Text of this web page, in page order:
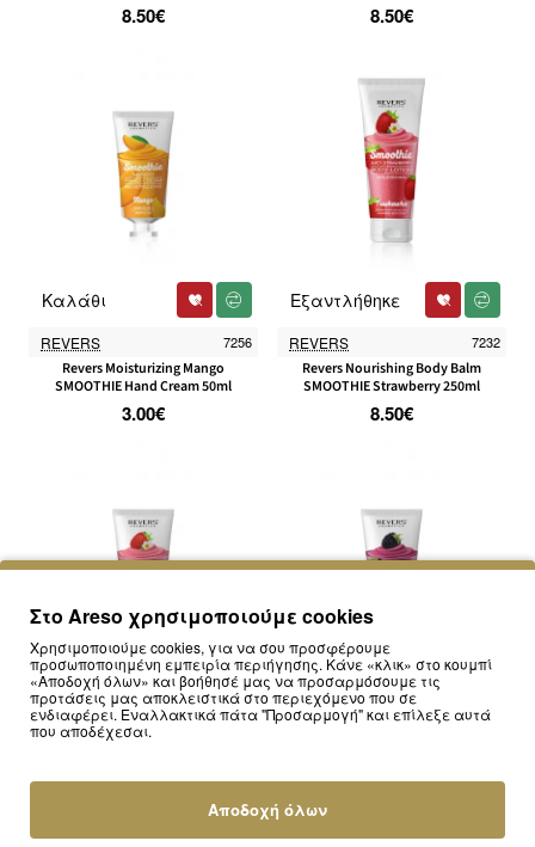
8.50€ 8.50€
REVERS 7256
Revers Moisturizing Mango
SMOOTHIE Hand Cream 50ml
3.00€
Καλάθι
REVERS 7232
Revers Nourishing Body Balm
SMOOTHIE Strawberry 250ml
8.50€
Εξαντλήθηκε
REVERS
SMOOTHIE Hand Cream 50ml
Καλάθι
SMOOTHIE Hand Cream 50ml
Καλάθι
Στο Areso χρησιμοποιούμε cookies
Χρησιμοποιούμε cookies, για να σου προσφέρουμε
προσωποποιημένη εμπειρία περιήγησης. Κάνε «κλικ» στο κουμπί
«Αποδοχή όλων» και βοήθησέ μας να προσαρμόσουμε τις
προτάσεις μας αποκλειστικά στο περιεχόμενο που σε
ενδιαφέρει. Εναλλακτικά πάτα "Προσαρμογή" και επίλεξε αυτά
που αποδέχεσαι.
Αποδοχή όλων